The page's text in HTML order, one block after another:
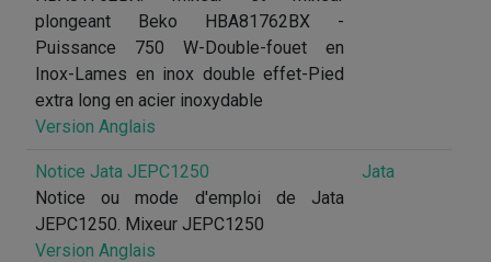
plongeant Beko HBA81762BX -
Puissance 750 W-Double-fouet en
Inox-Lames en inox double effet-Pied
extra long en acier inoxydable
Version Anglais
Notice Jata JEPC1250
Notice ou mode d'emploi de Jata
JEPC1250. Mixeur JEPC1250
Version Anglais
Jata